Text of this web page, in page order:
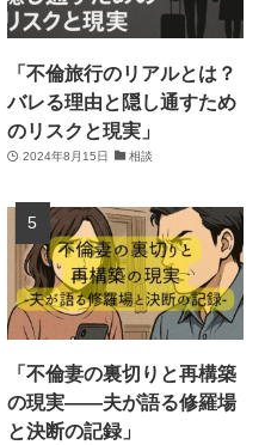
「不倫旅行のリアルとは？
バレる理由と隠し通すため
のリスクと現実」
2024年8月15日 相談
「不倫妻の裏切りと再構築
の現実――夫が語る修羅場
と決断の記録」